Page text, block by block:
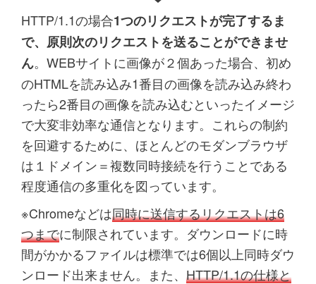
HTTP/1.1の場合1つのリクエストが完了するま
で、原則次のリクエストを送ることができませ
ん。WEBサイトに画像が２個あった場合、初め
のHTMLを読み込み1番目の画像を読み込み終わ
ったら2番目の画像を読み込むといったイメージ
で大変非効率な通信となります。これらの制約
を回避するために、ほとんどのモダンブラウザ
は１ドメイン＝複数同時接続を行うことである
程度通信の多重化を図っています。
※Chromeなどは同時に送信するリクエストは6
つまでに制限されています。ダウンロードに時
間がかかるファイルは標準では6個以上同時ダウ
ンロード出来ません。また、 HTTP/1.1の仕様と